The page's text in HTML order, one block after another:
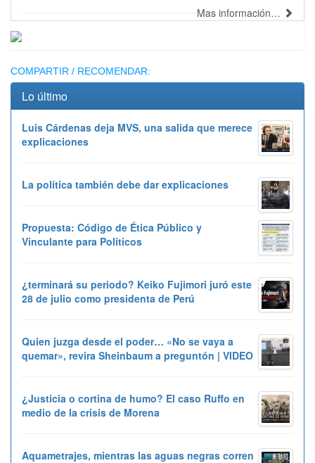
Mas información…
Publicidad
COMPARTIR / RECOMENDAR:
Lo último
Luis Cárdenas deja MVS, una salida que merece
explicaciones
La política también debe dar explicaciones
Propuesta: Código de Ética Público y
Vinculante para Políticos
¿terminará su periodo? Keiko Fujimori juró este
28 de julio como presidenta de Perú
Quien juzga desde el poder… «No se vaya a
quemar», revira Sheinbaum a preguntón | VIDEO
¿Justicia o cortina de humo? El caso Ruffo en
medio de la crisis de Morena
Aquametrajes, mientras las aguas negras corren